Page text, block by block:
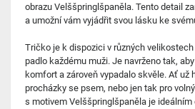
obrazu Velššpringlšpaněla. Tento detail
a umožní vám vyjádřit svou lásku ke
Tričko je k dispozici v různých
padlo každému muži. Je navrženo tak,
komfort a zároveň vypadalo skvěle. Ať už
procházky se psem, nebo jen tak pro
s motivem Velššpringlšpaněla je ideálním